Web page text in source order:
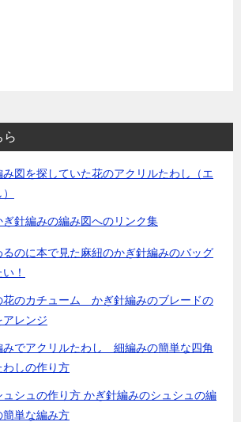
ら
み図を探していた花のアクリルたわし（エ
ぎ針編みの編み図へのリンク集
るのに本で見た麻紐のかぎ針編みのバッグ
！
花のカチューム かぎ針編みのブレードの
レンジ
みでアクリルたわし 細編みの簡単な四角
わしの作り方
ュシュの作り方 かぎ針編みのシュシュの編
簡単な編み方